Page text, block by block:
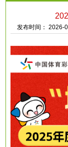
发布时间：